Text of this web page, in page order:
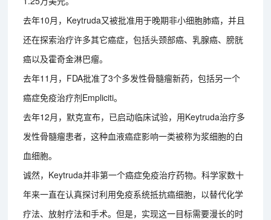
去年10月，Keytruda又被批准用于晚期非小细胞肺癌，并且
还在探索治疗许多其它癌症，包括头颈部癌、乳腺癌、膀胱
癌以及霍奇金淋巴瘤。
去年11月，FDA批准了3个多发性骨髓瘤新药，包括另一个
癌症免疫治疗剂Empliciti。
去年12月，默克宣布，已启动临床试验，用Keytruda治疗多
发性骨髓瘤患者，这种血液癌症影响一类被称为浆细胞的白
血细胞。
诚然，Keytruda并非第一个癌症免疫治疗药物。科学家数十
年来一直在认真探讨利用免疫系统抵抗癌细胞，以替代化学
疗法、放射疗法和手术。但是，实现这一目标需要漫长的时